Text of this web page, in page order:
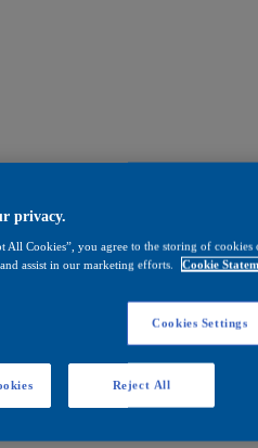
polvo
privacy.
All Cookies”, you agree to the storing of
assist in our marketing efforts.
Cookie
Cookies Settings
Reject All